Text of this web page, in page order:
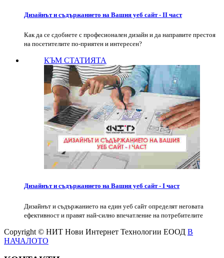
Дизайнът и съдържанието на Вашия уеб сайт - II част
Как да се сдобиете с професионален дизайн и да направите престоя
на посетителите по-приятен и интересен?
КЪМ СТАТИЯТА
Дизайнът и съдържанието на Вашия уеб сайт - I част
Дизайнът и съдържанието на един уеб сайт определят неговата
ефективност и правят най-силно впечатление на потребителите
Copyright © НИТ Нови Интернет Технологии ЕООД В
НАЧАЛОТО